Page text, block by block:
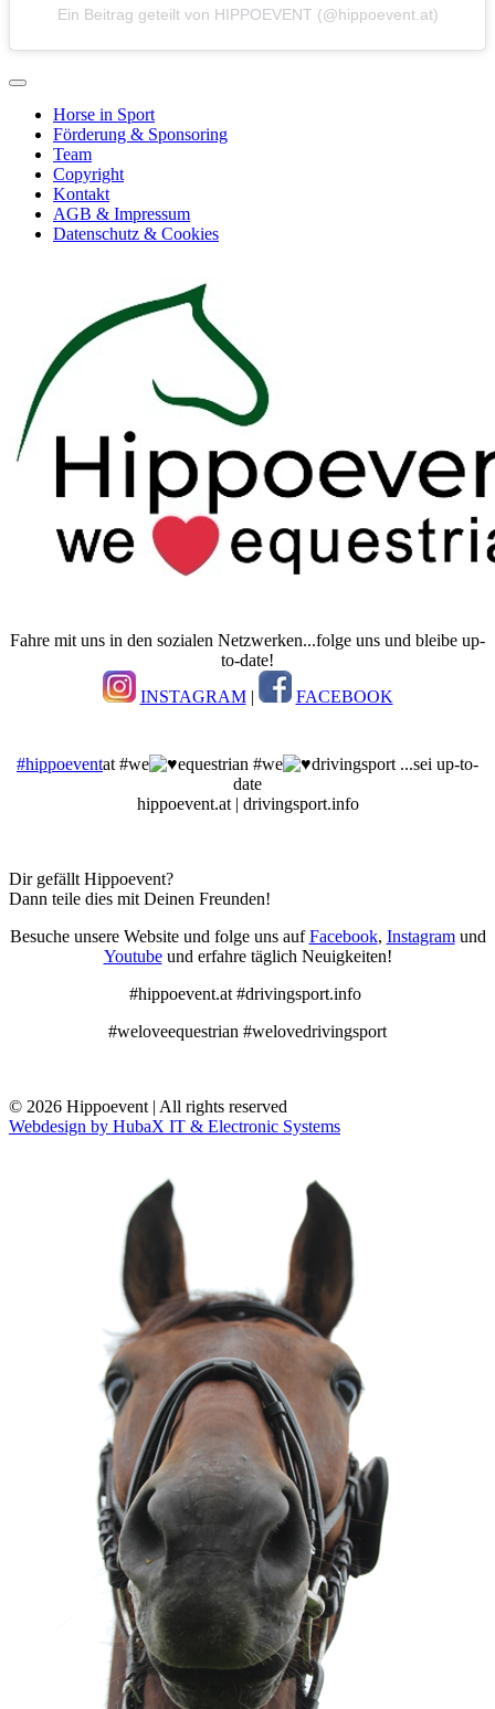
Ein Beitrag geteilt von HIPPOEVENT (@hippoevent.at)
Horse in Sport
Förderung & Sponsoring
Team
Copyright
Kontakt
AGB & Impressum
Datenschutz & Cookies
Fahre mit uns in den sozialen Netzwerken...folge uns und bleibe up-
to-date!
INSTAGRAM| FACEBOOK
#hippoeventat #we equestrian #we
drivingsport ...sei up-to-
date
hippoevent.at | drivingsport.info
Dir gefällt Hippoevent?
Dann teile dies mit Deinen Freunden!
Besuche unsere Website und folge uns aufFacebook, Instagramund
Youtubeund erfahre täglich Neuigkeiten!
#hippoevent.at #drivingsport.info
#weloveequestrian #welovedrivingsport
© 2026 Hippoevent | All rights reserved
Webdesign by HubaX IT & Electronic Systems